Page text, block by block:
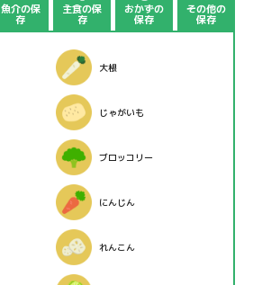
魚介の保
存
主食の保
存
おかずの
保存
その他の
保存
大根
じゃがいも
ブロッコリー
にんじん
れんこん